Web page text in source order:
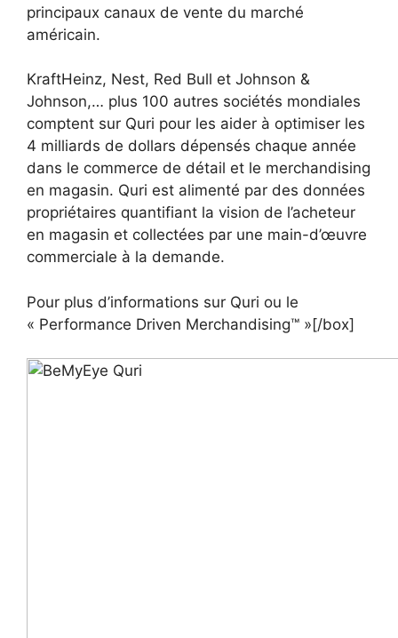
principaux canaux de vente du marché
américain.
KraftHeinz, Nest, Red Bull et Johnson &
Johnson,… plus 100 autres sociétés mondiales
comptent sur Quri pour les aider à optimiser les
4 milliards de dollars dépensés chaque année
dans le commerce de détail et le merchandising
en magasin. Quri est alimenté par des données
propriétaires quantifiant la vision de l’acheteur
en magasin et collectées par une main-d’œuvre
commerciale à la demande.
Pour plus d’informations sur Quri ou le
« Performance Driven Merchandising™ »[/box]